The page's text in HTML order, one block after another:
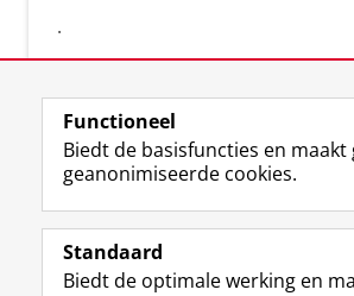
.
Volg de RUG
F
a
e
L
i
k
R
S
-
Studiekiezers
Functioneel
Biedt de basisfuncties en maakt
geanonimiseerde cookies.
Standaard
Biedt de optimale werking en